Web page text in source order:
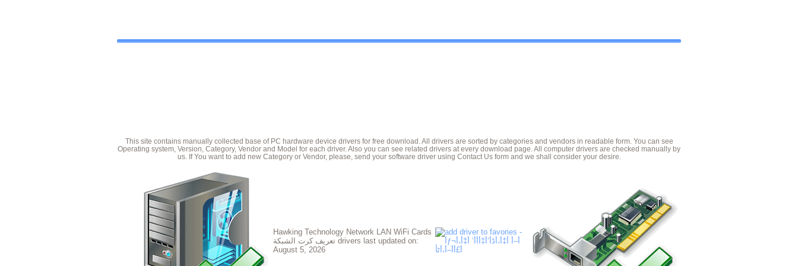
This site contains manually collected base of PC hardware device drivers for free download. All drivers are sorted by categories and vendors in readable form. You can see
Operating system, Version, Category, Vendor and Model for each driver. Also you can see related drivers at every download page. All computer drivers are checked manually by
us. If You want to add new Category or Vendor, please, send your software driver using Contact Us form and we shall consider your desire.
Hawking Technology Network LAN WiFi Cards
تعريف كرت الشبكة drivers last updated on:
August 5, 2026